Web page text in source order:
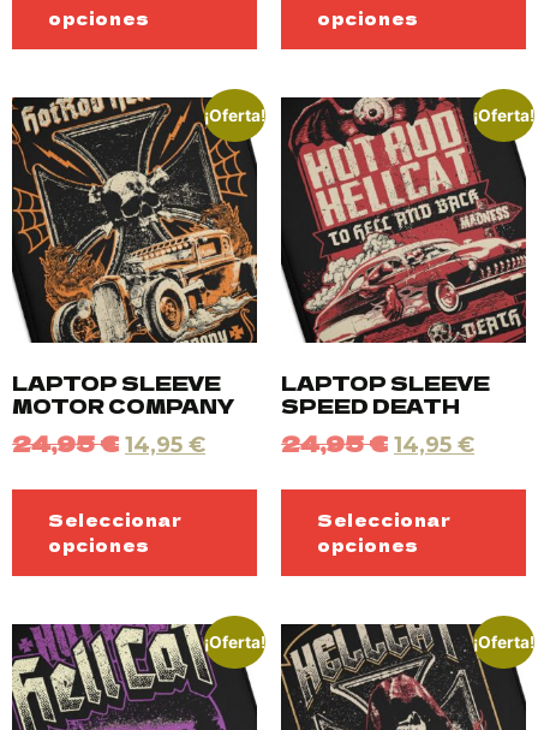
opciones
opciones
¡Oferta!
LAPTOP SLEEVE
MOTOR COMPANY
24,95€ 14,95 €
Seleccionar
opciones
¡Oferta!
LAPTOP SLEEVE
SPEED DEATH
24,95€ 14,95 €
Seleccionar
opciones
¡Oferta! ¡Oferta!